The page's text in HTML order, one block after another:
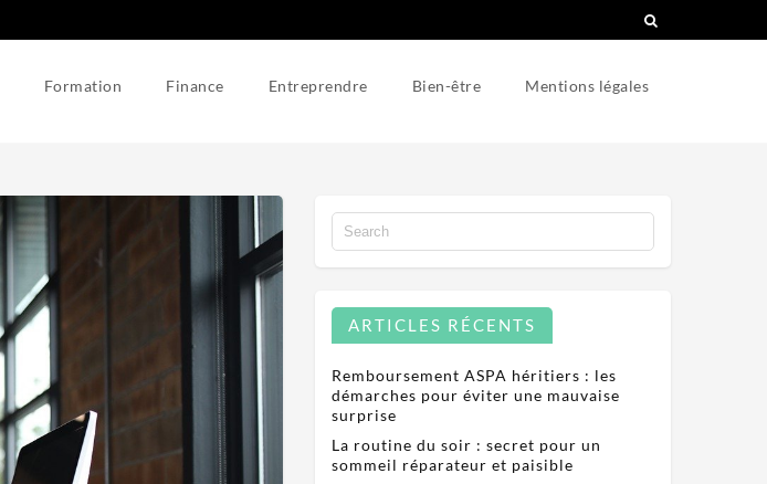
Formation Finance Entreprendre Bien-être Mentions légales
ARTICLES RÉCENTS
Remboursement ASPA héritiers : les
démarches pour éviter une mauvaise
surprise
La routine du soir : secret pour un
sommeil réparateur et paisible